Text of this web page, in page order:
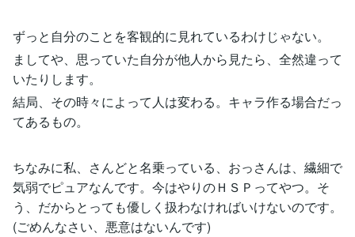
ずっと自分のことを客観的に見れているわけじゃない。
ましてや、思っていた自分が他人から見たら、全然違って
いたりします。
結局、その時々によって人は変わる。キャラ作る場合だっ
てあるもの。
ちなみに私、さんどと名乗っている、おっさんは、繊細で
気弱でピュアなんです。今はやりのＨＳＰってやつ。そ
う、だからとっても優しく扱わなければいけないのです。
(ごめんなさい、悪意はないんです)